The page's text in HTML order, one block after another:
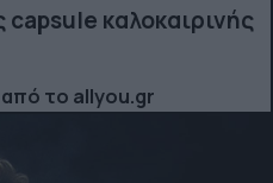
capsule καλοκαιρινής
από το allyou.gr